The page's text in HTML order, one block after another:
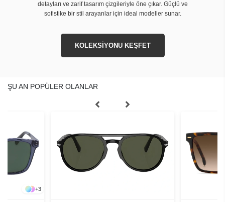
detayları ve zarif tasarım çizgileriyle öne çıkar. Güçlü ve
sofistike bir stil arayanlar için ideal modeller sunar.
KOLEKSİYONU KEŞFET
ŞU AN POPÜLER OLANLAR
+3